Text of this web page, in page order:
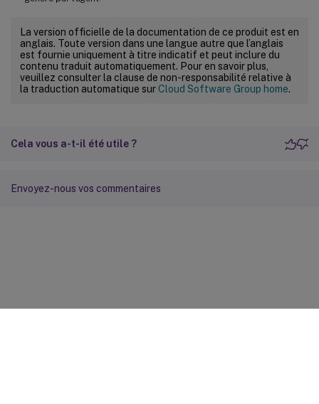
La version officielle de la documentation de ce produit est en
anglais. Toute version dans une langue autre que l’anglais
est fournie uniquement à titre indicatif et peut inclure du
contenu traduit automatiquement. Pour en savoir plus,
veuillez consulter la clause de non-responsabilité relative à
la traduction automatique surCloud Software Group home.
Cela vous a-t-il été utile ?
Envoyez-nous vos commentaires